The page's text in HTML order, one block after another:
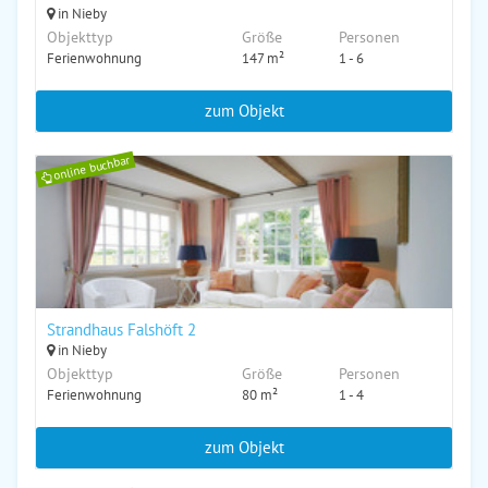
in Nieby
Objekttyp
Ferienwohnung
Größe
147 m²
Personen
1 - 6
zum Objekt
online buchbar
Strandhaus Falshöft 2
in Nieby
Objekttyp
Ferienwohnung
Größe
80 m²
Personen
1 - 4
zum Objekt